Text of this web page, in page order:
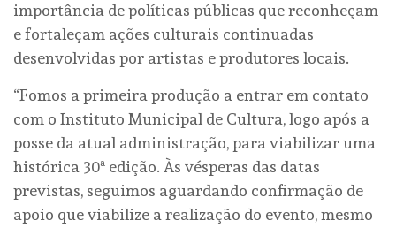
importância de políticas públicas que reconheçam
e fortaleçam ações culturais continuadas
desenvolvidas por artistas e produtores locais.
“Fomos a primeira produção a entrar em contato
com o Instituto Municipal de Cultura, logo após a
posse da atual administração, para viabilizar uma
histórica 30ª edição. Às vésperas das datas
previstas, seguimos aguardando confirmação de
apoio que viabilize a realização do evento, mesmo